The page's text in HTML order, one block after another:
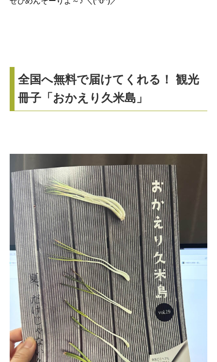
全国へ無料で届けてくれる！ 観光
冊子「おかえり久米島」